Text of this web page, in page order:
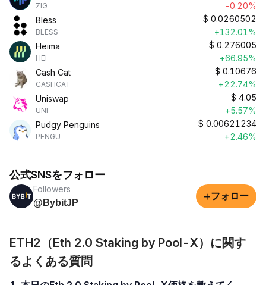
ZIG
-0.20%
Bless
BLESS
$ 0.0260502
+132.01%
Heima
HEI
$ 0.276005
+66.95%
Cash Cat
CASHCAT
$ 0.10676
+22.74%
Uniswap
UNI
$ 4.05
+5.57%
Pudgy Penguins
PENGU
$ 0.00621234
+2.46%
公式SNSをフォロー
Followers
@BybitJP
+フォロー
ETH2（Eth 2.0 Staking by Pool-X）に関す
るよくある質問